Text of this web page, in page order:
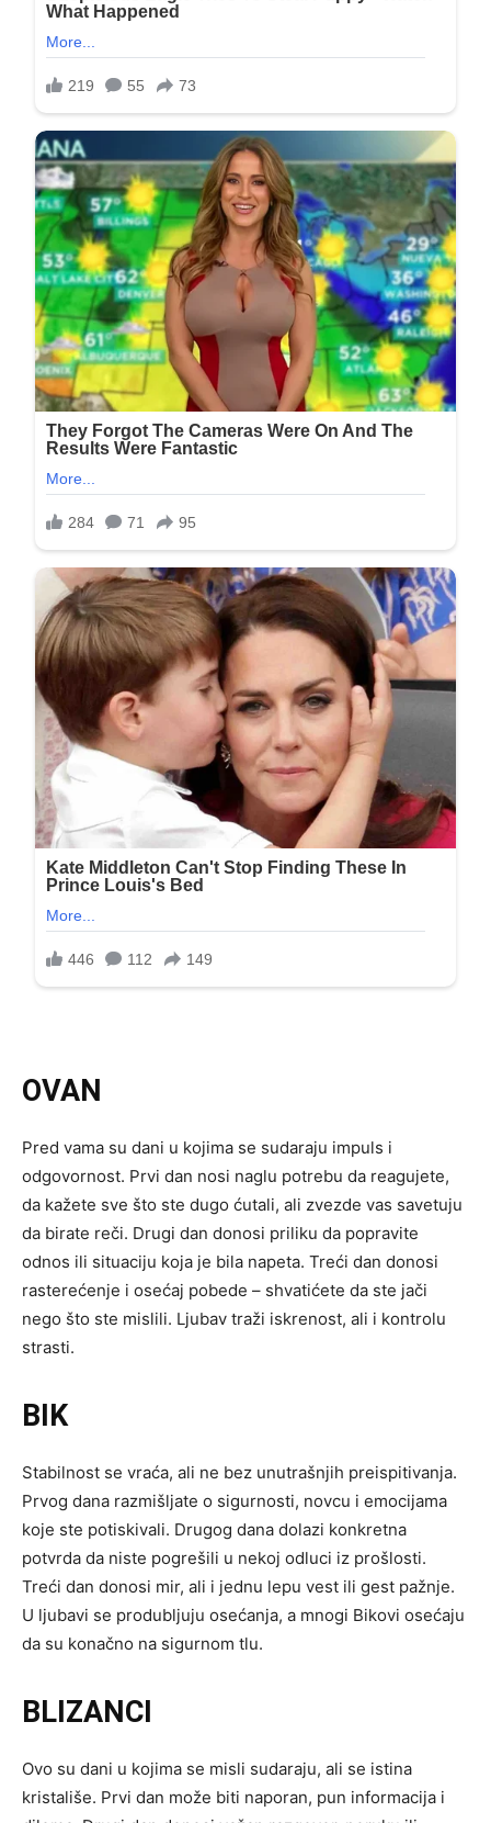
OVAN
Pred vama su dani u kojima se sudaraju impuls i
odgovornost. Prvi dan nosi naglu potrebu da reagujete,
da kažete sve što ste dugo ćutali, ali zvezde vas savetuju
da birate reči. Drugi dan donosi priliku da popravite
odnos ili situaciju koja je bila napeta. Treći dan donosi
rasterećenje i osećaj pobede – shvatićete da ste jači
nego što ste mislili. Ljubav traži iskrenost, ali i kontrolu
strasti.
BIK
Stabilnost se vraća, ali ne bez unutrašnjih preispitivanja.
Prvog dana razmišljate o sigurnosti, novcu i emocijama
koje ste potiskivali. Drugog dana dolazi konkretna
potvrda da niste pogrešili u nekoj odluci iz prošlosti.
Treći dan donosi mir, ali i jednu lepu vest ili gest pažnje.
U ljubavi se produbljuju osećanja, a mnogi Bikovi osećaju
da su konačno na sigurnom tlu.
BLIZANCI
Ovo su dani u kojima se misli sudaraju, ali se istina
kristališe. Prvi dan može biti naporan, pun informacija i